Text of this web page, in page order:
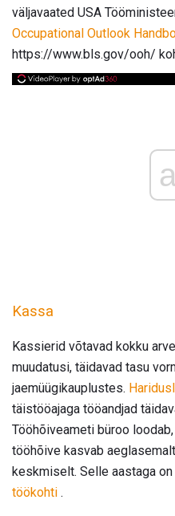
väljavaated USA
Occupational Outlook
https://www.bls.gov/ooh/
Kassa
Kassierid võtavad kokku
muudatusi, täidavad tasu
jaemüügikauplustes.
täistööajaga tööandjad
Tööhõiveameti büroo
tööhõive kasvab
keskmiselt. Selle aastaga
töökohti .